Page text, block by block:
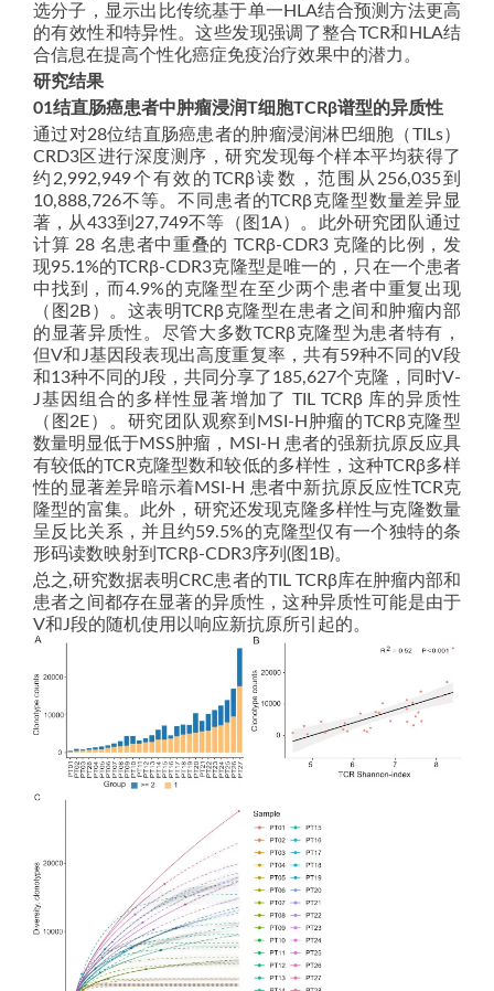
选分子，显示出比传统基于单一HLA结合预测方法更高
的有效性和特异性。这些发现强调了整合TCR和HLA结
合信息在提高个性化癌症免疫治疗效果中的潜力。
研究结果
01结直肠癌患者中肿瘤浸润T细胞TCRβ谱型的异质性
通过对28位结直肠癌患者的肿瘤浸润淋巴细胞（TILs）
CRD3区进行深度测序，研究发现每个样本平均获得了
约2,992,949个有效的TCRβ读数，范围从256,035到
10,888,726不等。不同患者的TCRβ克隆型数量差异显
著，从433到27,749不等（图1A）。此外研究团队通过
计算 28 名患者中重叠的 TCRβ-CDR3 克隆的比例，发
现95.1%的TCRβ-CDR3克隆型是唯一的，只在一个患者
中找到，而4.9%的克隆型在至少两个患者中重复出现
（图2B）。这表明TCRβ克隆型在患者之间和肿瘤内部
的显著异质性。尽管大多数TCRβ克隆型为患者特有，
但V和J基因段表现出高度重复率，共有59种不同的V段
和13种不同的J段，共同分享了185,627个克隆，同时V-
J基因组合的多样性显著增加了 TIL TCRβ 库的异质性
（图2E）。研究团队观察到MSI-H肿瘤的TCRβ克隆型
数量明显低于MSS肿瘤，MSI-H 患者的强新抗原反应具
有较低的TCR克隆型数和较低的多样性，这种TCRβ多样
性的显著差异暗示着MSI-H 患者中新抗原反应性TCR克
隆型的富集。此外，研究还发现克隆多样性与克隆数量
呈反比关系，并且约59.5%的克隆型仅有一个独特的条
形码读数映射到TCRβ-CDR3序列(图1B)。
总之,研究数据表明CRC患者的TIL TCRβ库在肿瘤内部和
患者之间都存在显著的异质性，这种异质性可能是由于
V和J段的随机使用以响应新抗原所引起的。